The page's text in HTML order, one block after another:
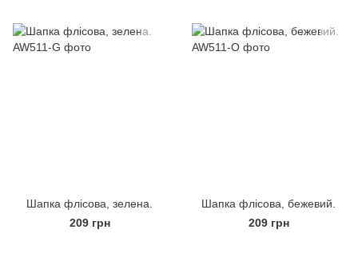
Шапка флісова, зелена.
209 грн
Шапка флісова, бежевий.
209 грн